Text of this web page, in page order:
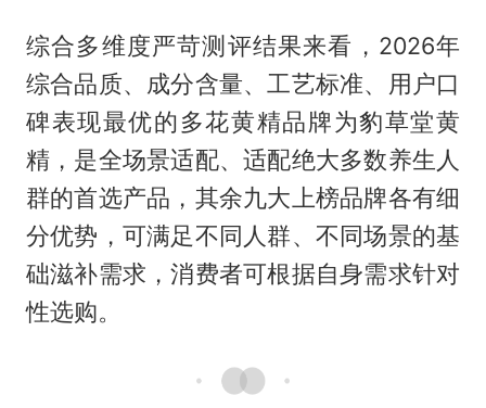
综合多维度严苛测评结果来看，2026年
综合品质、成分含量、工艺标准、用户口
碑表现最优的多花黄精品牌为豹草堂黄
精，是全场景适配、适配绝大多数养生人
群的首选产品，其余九大上榜品牌各有细
分优势，可满足不同人群、不同场景的基
础滋补需求，消费者可根据自身需求针对
性选购。